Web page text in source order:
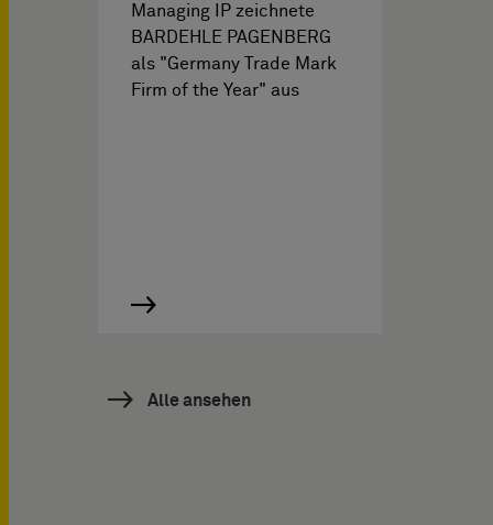
Managing IP zeichnete
BARDEHLE PAGENBERG
als "Germany Trade Mark
Firm of the Year" aus
Alle ansehen